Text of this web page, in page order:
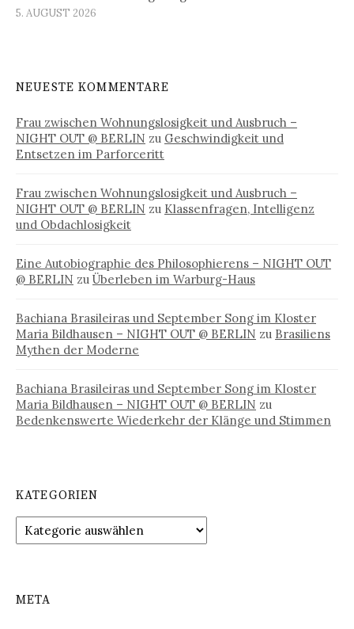
5. AUGUST 2026
NEUESTE KOMMENTARE
Frau zwischen Wohnungslosigkeit und Ausbruch –
NIGHT OUT @ BERLIN zu Geschwindigkeit und
Entsetzen im Parforceritt
Frau zwischen Wohnungslosigkeit und Ausbruch –
NIGHT OUT @ BERLIN zu Klassenfragen, Intelligenz
und Obdachlosigkeit
Eine Autobiographie des Philosophierens – NIGHT OUT
@ BERLIN zu Überleben im Warburg-Haus
Bachiana Brasileiras und September Song im Kloster
Maria Bildhausen – NIGHT OUT @ BERLIN zu Brasiliens
Mythen der Moderne
Bachiana Brasileiras und September Song im Kloster
Maria Bildhausen – NIGHT OUT @ BERLIN zu
Bedenkenswerte Wiederkehr der Klänge und Stimmen
KATEGORIEN
Kategorien
META